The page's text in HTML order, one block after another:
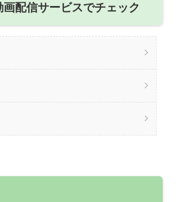
配信サービスでチェック